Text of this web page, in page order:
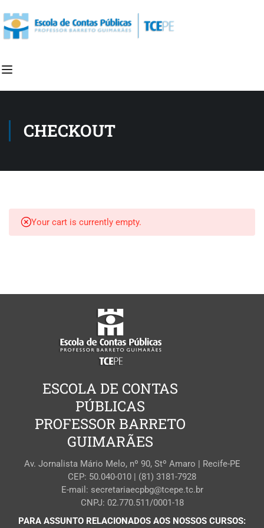
CHECKOUT
Your cart is currently empty.
ESCOLA DE CONTAS
PÚBLICAS
PROFESSOR BARRETO
GUIMARÃES
Av. Jornalista Mário Melo, nº 90, Stº Amaro | Recife-PE
CEP: 50.040-010 | (81) 3181-7928
E-mail: secretariaecpbg@tcepe.tc.br
CNPJ: 02.770.511/0001-18
PARA ASSUNTO RELACIONADOS AOS NOSSOS CURSOS: